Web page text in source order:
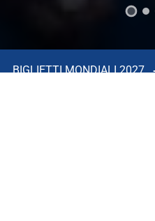
BIGLIETTI MONDIALI 2027